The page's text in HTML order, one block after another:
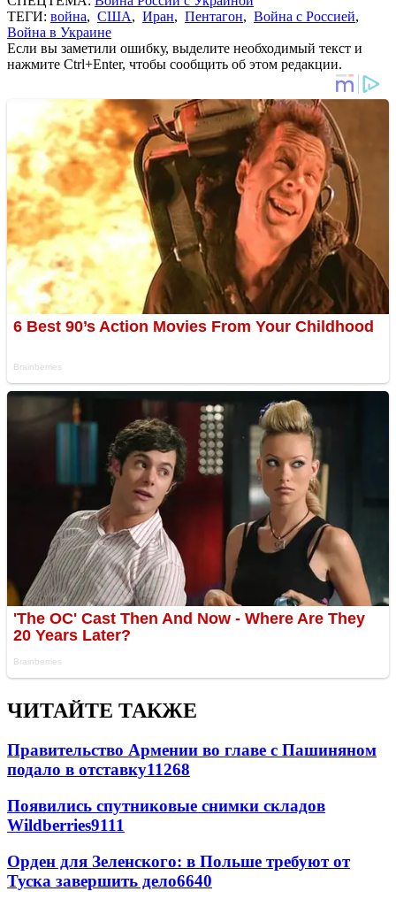
ТЕГИ: война, США, Иран, Пентагон, Война с Россией,
Война в Украине
Если вы заметили ошибку, выделите необходимый текст и
нажмите Ctrl+Enter, чтобы сообщить об этом редакции.
ЧИТАЙТЕ ТАКЖЕ
Правительство Армении во главе с Пашиняном
подало в отставку11268
Появились спутниковые снимки складов
Wildberries9111
Орден для Зеленского: в Польше требуют от
Туска завершить дело6640